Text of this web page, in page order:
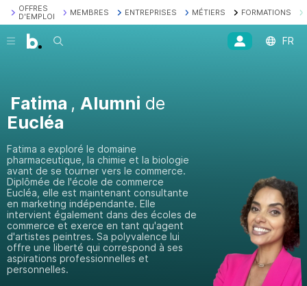
OFFRES
D'EMPLOI
MEMBRES ENTREPRISES MÉTIERS FORMATIONS
Recherche FR
Fatima , Alumni de
Eucléa
Fatima a exploré le domaine
pharmaceutique, la chimie et la biologie
avant de se tourner vers le commerce.
Diplômée de l'école de commerce
Eucléa, elle est maintenant consultante
en marketing indépendante. Elle
intervient également dans des écoles de
commerce et exerce en tant qu'agent
d'artistes peintres. Sa polyvalence lui
offre une liberté qui correspond à ses
aspirations professionnelles et
personnelles.